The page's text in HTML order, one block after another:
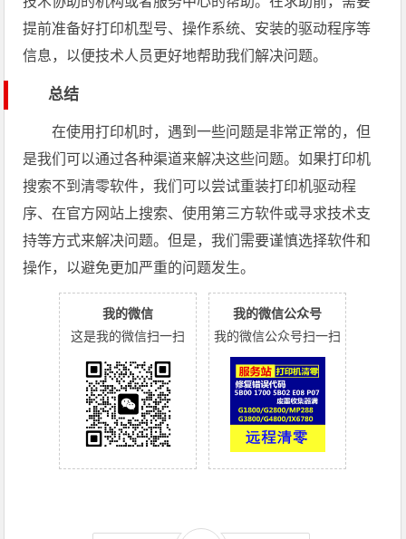
提前准备好打印机型号、操作系统、安装的驱动程序等
信息，以便技术人员更好地帮助我们解决问题。
总结
在使用打印机时，遇到一些问题是非常正常的，但
是我们可以通过各种渠道来解决这些问题。如果打印机
搜索不到清零软件，我们可以尝试重装打印机驱动程
序、在官方网站上搜索、使用第三方软件或寻求技术支
持等方式来解决问题。但是，我们需要谨慎选择软件和
操作，以避免更加严重的问题发生。
我的微信
这是我的微信扫一扫
我的微信公众号
我的微信公众号扫一扫